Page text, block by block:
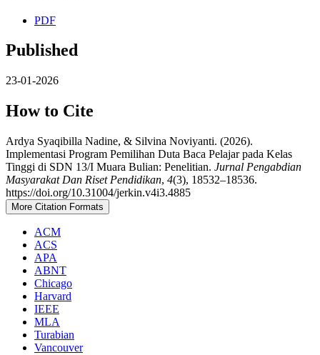
PDF
Published
23-01-2026
How to Cite
Ardya Syaqibilla Nadine, & Silvina Noviyanti. (2026).
Implementasi Program Pemilihan Duta Baca Pelajar pada Kelas
Tinggi di SDN 13/I Muara Bulian: Penelitian. Jurnal Pengabdian
Masyarakat Dan Riset Pendidikan, 4(3), 18532–18536.
https://doi.org/10.31004/jerkin.v4i3.4885
More Citation Formats
ACM
ACS
APA
ABNT
Chicago
Harvard
IEEE
MLA
Turabian
Vancouver